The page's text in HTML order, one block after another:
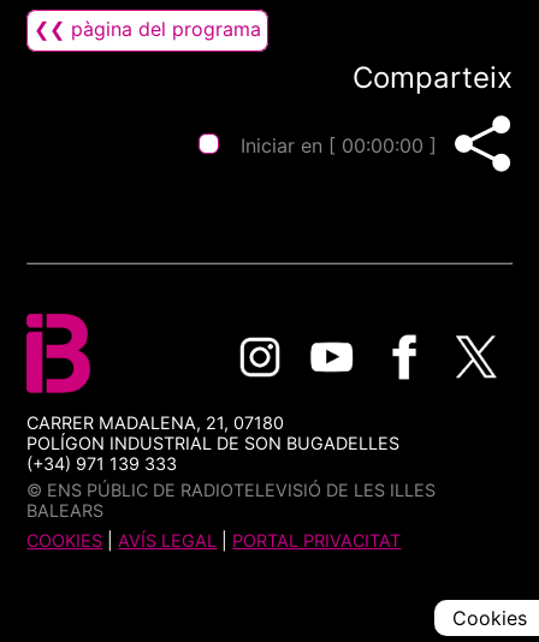
❮❮ pàgina del programa
Comparteix
Iniciar en [ 00:00:00 ]
CARRER MADALENA, 21, 07180
POLÍGON INDUSTRIAL DE SON BUGADELLES
(+34) 971 139 333
© ENS PÚBLIC DE RADIOTELEVISIÓ DE LES ILLES
BALEARS
COOKIES |AVÍS LEGAL PORTAL PRIVACITAT
Cookies